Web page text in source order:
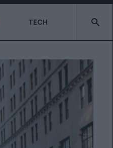
TECH Type